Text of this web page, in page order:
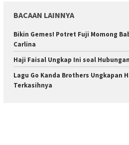
BACAAN LAINNYA
Bikin Gemes! Potret Fuji Momong
Carlina
Haji Faisal Ungkap Ini soal
Lagu Go Kanda Brothers Ungkapan
Terkasihnya